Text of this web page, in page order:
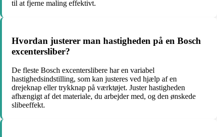
til at fjerne maling effektivt.
Hvordan justerer man hastigheden på en Bosch
excentersliber?
De fleste Bosch excenterslibere har en variabel
hastighedsindstilling, som kan justeres ved hjælp af en
drejeknap eller trykknap på værktøjet. Juster hastigheden
afhængigt af det materiale, du arbejder med, og den ønskede
slibeeffekt.